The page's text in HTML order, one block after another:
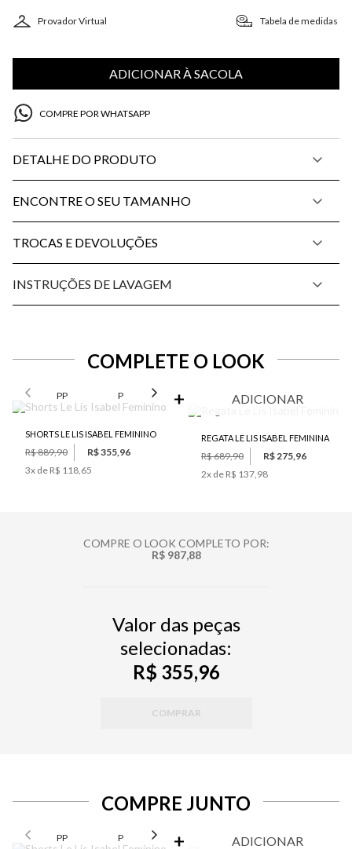
Provador Virtual Tabela de medidas
ADICIONAR À SACOLA
COMPRE POR WHATSAPP
DETALHE DO PRODUTO
ENCONTRE O SEU TAMANHO
TROCAS E DEVOLUÇÕES
INSTRUÇÕES DE LAVAGEM
COMPLETE O LOOK
PP P M G
SHORTS LE LIS ISABEL FEMININO
R$ 889,90
R$ 355,96
3x de R$ 118,65
ADICIONAR
REGATA LE LIS ISABEL FEMININA
R$ 689,90
R$ 275,96
2x de R$ 137,98
COMPRE O LOOK COMPLETO POR:
R$ 987,88
Valor das peças
selecionadas:
R$ 355,96
COMPRAR
COMPRE JUNTO
PP P M G
ADICIONAR